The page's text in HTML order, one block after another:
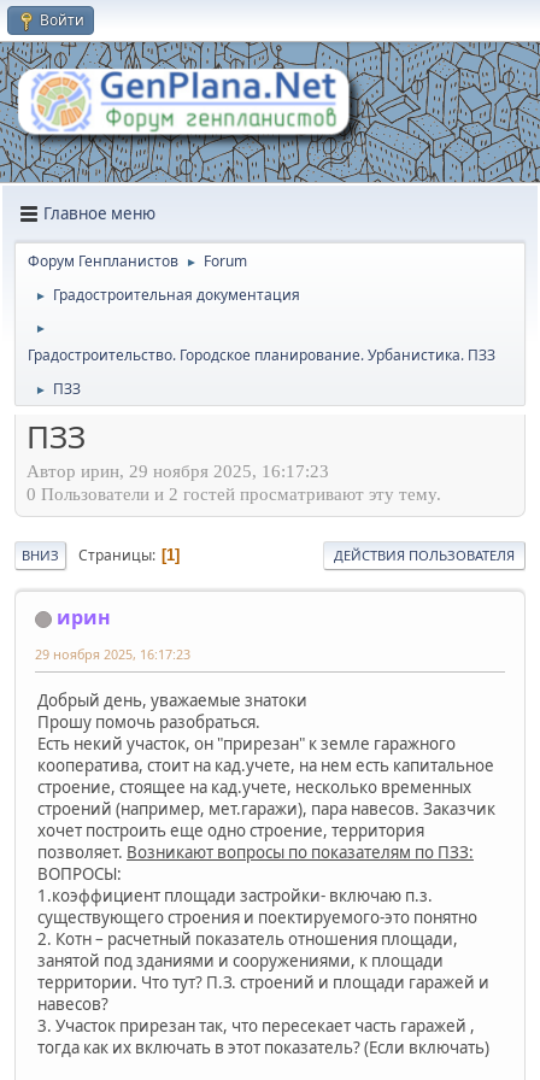
Войти
Главное меню
Форум Генпланистов ► Forum
► Градостроительная документация
►
Градостроительство. Городское планирование. Урбанистика. ПЗЗ
► ПЗЗ
ПЗЗ
Автор ирин, 29 ноября 2025, 16:17:23
0 Пользователи и 2 гостей просматривают эту тему.
ВНИЗ Страницы 1 ДЕЙСТВИЯ ПОЛЬЗОВАТЕЛЯ
ирин
29 ноября 2025, 16:17:23
Добрый день, уважаемые знатоки
Прошу помочь разобраться.
Есть некий участок, он "прирезан" к земле гаражного
кооператива, стоит на кад.учете, на нем есть капитальное
строение, стоящее на кад.учете, несколько временных
строений (например, мет.гаражи), пара навесов. Заказчик
хочет построить еще одно строение, территория
позволяет. Возникают вопросы по показателям по ПЗЗ:
ВОПРОСЫ:
1.коэффициент площади застройки- включаю п.з.
существующего строения и поектируемого-это понятно
2. Котн – расчетный показатель отношения площади,
занятой под зданиями и сооружениями, к площади
территории. Что тут? П.З. строений и площади гаражей и
навесов?
3. Участок прирезан так, что пересекает часть гаражей ,
тогда как их включать в этот показатель? (Если включать)